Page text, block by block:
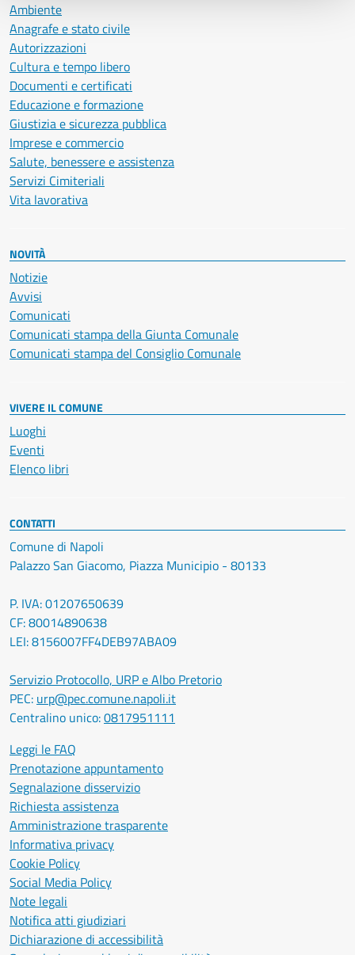
Ambiente
Anagrafe e stato civile
Autorizzazioni
Cultura e tempo libero
Documenti e certificati
Educazione e formazione
Giustizia e sicurezza pubblica
Imprese e commercio
Salute, benessere e assistenza
Servizi Cimiteriali
Vita lavorativa
NOVITÀ
Notizie
Avvisi
Comunicati
Comunicati stampa della Giunta Comunale
Comunicati stampa del Consiglio Comunale
VIVERE IL COMUNE
Luoghi
Eventi
Elenco libri
CONTATTI
Comune di Napoli
Palazzo San Giacomo, Piazza Municipio - 80133
P. IVA: 01207650639
CF: 80014890638
LEI: 8156007FF4DEB97ABA09
Servizio Protocollo, URP e Albo Pretorio
PEC: urp@pec.comune.napoli.it
Centralino unico:0817951111
Leggi le FAQ
Prenotazione appuntamento
Segnalazione disservizio
Richiesta assistenza
Amministrazione trasparente
Informativa privacy
Cookie Policy
Social Media Policy
Note legali
Notifica atti giudiziari
Dichiarazione di accessibilità